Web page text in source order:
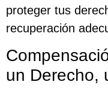
proteger tus
recuperación
un Derecho,